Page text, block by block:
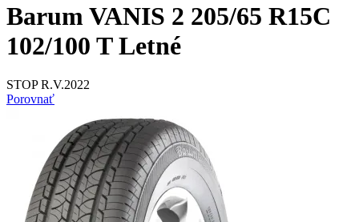
Barum VANIS 2 205/65 R15C
102/100 T Letné
STOP R.V.2022
Porovnať